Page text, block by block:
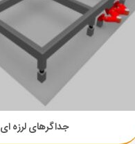
جداگرهای لرزه ای